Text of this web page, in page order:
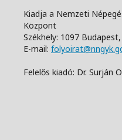
Kiadja a Nemzeti
Központ
Székhely: 1097
E-mail:
Felelős kiadó: Dr. Surján